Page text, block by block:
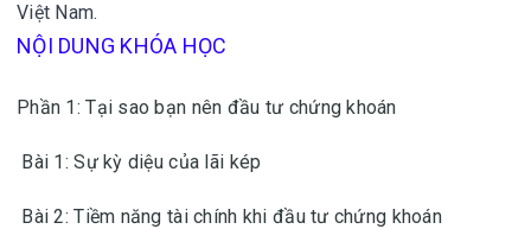
Việt Nam.
NỘI DUNG KHÓA HỌC
Phần 1: Tại sao bạn nên đầu tư chứng khoán
Bài 1: Sự kỳ diệu của lãi kép
Bài 2: Tiềm năng tài chính khi đầu tư chứng khoán